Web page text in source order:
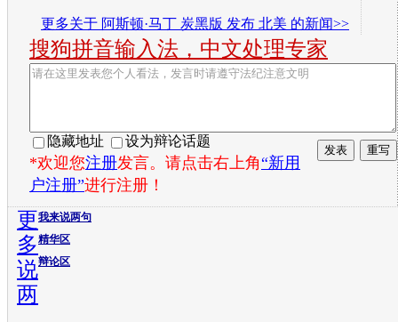
更多关于 阿斯顿·马丁 炭黑版 发布 北美 的新闻>>
搜狗拼音输入法，中文处理专家
隐藏地址 设为辩论话题
*欢迎您注册发言。请点击右上角“新用
户注册”进行注册！
我来说两句
精华区
辩论区
更
多
说
两